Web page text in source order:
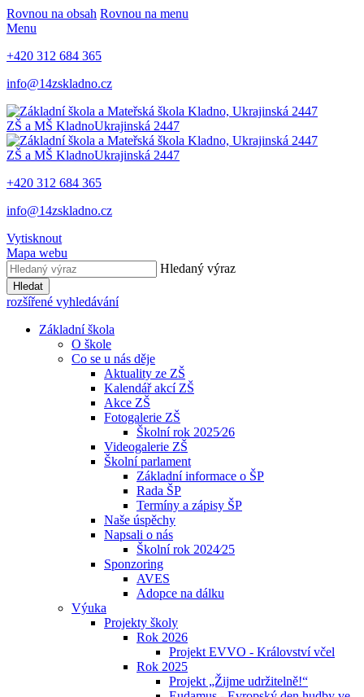
Rovnou na obsah Rovnou na menu
Menu
+420 312 684 365
info@14zskladno.cz
ZŠ a MŠ KladnoUkrajinská 2447
ZŠ a MŠ KladnoUkrajinská 2447
+420 312 684 365
info@14zskladno.cz
Vytisknout
Mapa webu
Hledaný výraz
Hledat
rozšířené vyhledávání
Základní škola
O škole
Co se u nás děje
Aktuality ze ZŠ
Kalendář akcí ZŠ
Akce ZŠ
Fotogalerie ZŠ
Školní rok 2025⁄26
Videogalerie ZŠ
Školní parlament
Základní informace o ŠP
Rada ŠP
Termíny a zápisy ŠP
Naše úspěchy
Napsali o nás
Školní rok 2024⁄25
Sponzoring
AVES
Adopce na dálku
Výuka
Projekty školy
Rok 2026
Projekt EVVO - Království včel
Rok 2025
Projekt „Žijme udržitelně!“